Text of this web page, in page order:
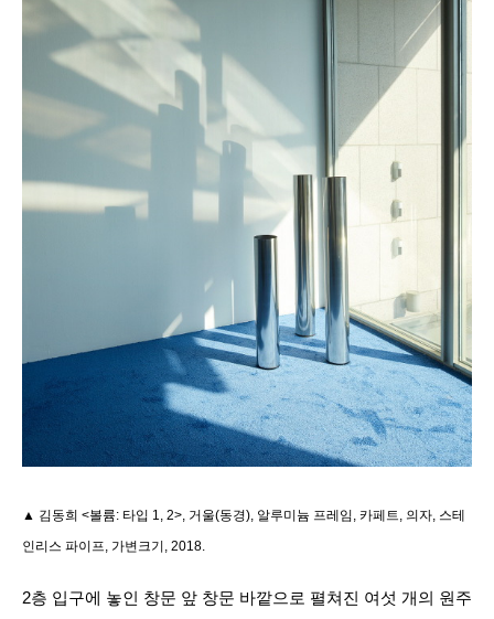
▲ 김동희 <볼륨: 타입 1, 2>, 거울(동경), 알루미늄 프레임, 카페트, 의자, 스테
인리스 파이프, 가변크기, 2018.
2층 입구에 놓인 창문 앞 창문 바깥으로 펼쳐진 여섯 개의 원주